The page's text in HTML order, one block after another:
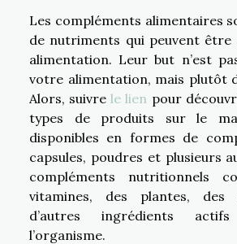
Les compléments alimentaires
de nutriments qui peuvent
alimentation. Leur but n’est
votre alimentation, mais plutôt
Alors, suivrele lien pour
types de produits sur le
disponibles en formes de
capsules, poudres et plusieurs
compléments nutritionnels
vitamines, des plantes,
d’autres ingrédients
l’organisme.